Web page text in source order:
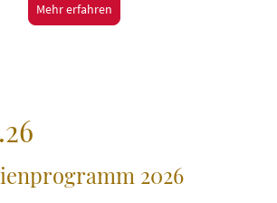
Mehr erfahren
2026